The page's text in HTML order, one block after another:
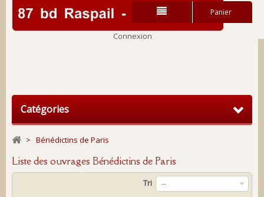
Connexion
Panier
Catégories
Connexion
> Bénédictins de Paris
Liste des ouvrages Bénédictins de Paris
Tri --